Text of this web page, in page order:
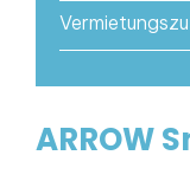
ARROW